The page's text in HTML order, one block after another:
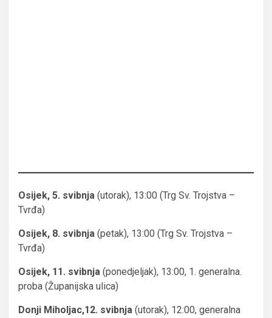
Osijek, 5. svibnja (utorak), 13:00 (Trg Sv. Trojstva –
Tvrđa)
Osijek, 8. svibnja (petak), 13:00 (Trg Sv. Trojstva –
Tvrđa)
Osijek, 11. svibnja (ponedjeljak), 13:00, 1. generalna.
proba (Županijska ulica)
Donji Miholjac,12. svibnja (utorak), 12:00, generalna